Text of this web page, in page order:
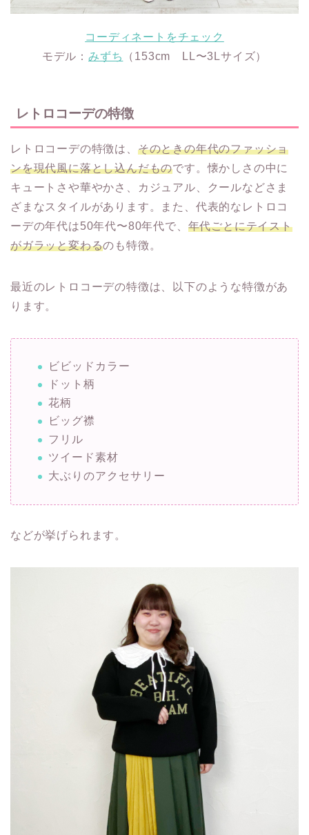
コーディネートをチェック
モデル： みずち （153cm LL〜3Lサイズ）
レトロコーデの特徴
レトロコーデの特徴は、 そのときの年代のファッショ
ンを現代風に落とし込んだものです。懐かしさの中に
キュートさや華やかさ、カジュアル、クールなどさま
ざまなスタイルがあります。また、代表的なレトロコ
ーデの年代は50年代〜80年代で、 年代ごとにテイスト
がガラッと変わるのも特徴。
最近のレトロコーデの特徴は、以下のような特徴があ
ります。
ビビッドカラー
ドット柄
花柄
ビッグ襟
フリル
ツイード素材
大ぶりのアクセサリー
などが挙げられます。